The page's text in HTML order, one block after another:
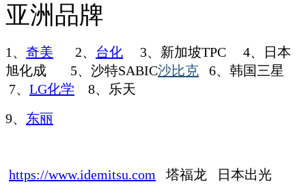
亚洲品牌
1、 奇美 2、 台化 3、新加坡TPC 4、日本
旭化成 5、沙特SABIC沙比克 6、韩国三星
7、 LG化学 8、乐天
9、 东丽
https://www.idemitsu.com 塔福龙 日本出光